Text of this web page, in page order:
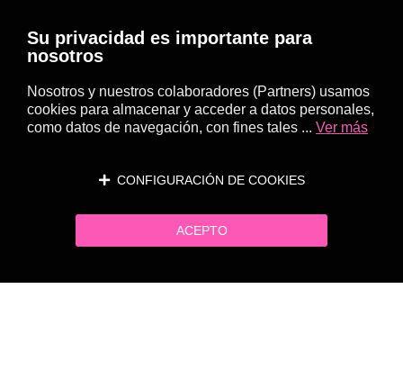
Su privacidad es importante para
nosotros
Nosotros y nuestros colaboradores (Partners) usamos
cookies para almacenar y acceder a datos personales,
como datos de navegación, con fines tales ... Ver más
CONFIGURACIÓN DE COOKIES
ACEPTO